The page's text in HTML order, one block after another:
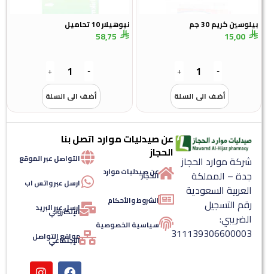
بيلوسين كريم 30 جم
15,00
-
+
أضف الى السلة
نيوهيلار 10 تحاميل
58,75
-
+
أضف الى السلة
شركة موارد الحجاز
جدة – المملكة
العربية السعودية
رقم التسجيل
الضريبي:
311139306600003
عن صيدليات موارد
الحجاز
عن صيدليات موارد
الحجاز
الشروط والأحكام
سياسية الخصوصية
اتصل بنا
التواصل عبر الموقع
ارسل عبر واتس اب
ارسل عبر البريد
الإلكتروني
مواقع التواصل
الإجتماعي